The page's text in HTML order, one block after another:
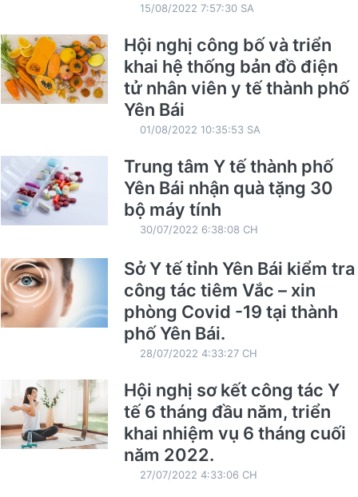
15/08/2022 7:57:30 SA
Hội nghị công bố và triển
khai hệ thống bản đồ điện
tử nhân viên y tế thành phố
Yên Bái
01/08/2022 10:35:53 SA
Trung tâm Y tế thành phố
Yên Bái nhận quà tặng 30
bộ máy tính
30/07/2022 6:38:08 CH
Sở Y tế tỉnh Yên Bái kiểm tra
công tác tiêm Vắc – xin
phòng Covid -19 tại thành
phố Yên Bái.
28/07/2022 4:33:27 CH
Hội nghị sơ kết công tác Y
tế 6 tháng đầu năm, triển
khai nhiệm vụ 6 tháng cuối
năm 2022.
27/07/2022 4:33:06 CH